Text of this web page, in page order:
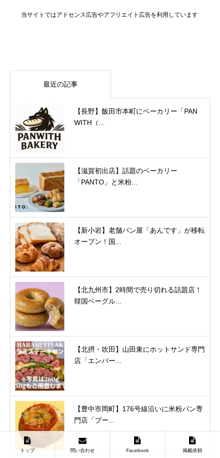
当サイトではアドセンス広告やアフリエイト広告を利用しています
最近の記事
【長野】飯田市本町にベーカリー「PAN
WITH（...
【滋賀初出店】話題のベーカリー
「PANTO」と米粉...
【新小岩】老舗パン屋「あんです」が移転
オープン！国...
【北九州市】2時間で売り切れる話題店！
韓国ベーグル...
【北摂・吹田】山田東にホットサンド専門
店「エンバー...
【豊中市岡町】176号線沿いに米粉パン専
門店「ブー...
トップ 問い合わせ Facebook 掲載依頼